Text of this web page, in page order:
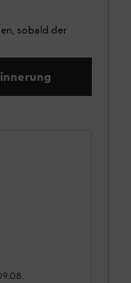
sobald der